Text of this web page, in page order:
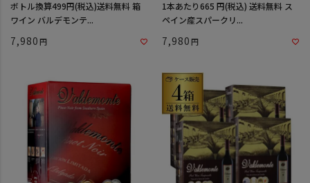
ボトル換算499円(税込)送料無料 箱
ワイン バルデモンテ...
7,980
1本あたり665 円(税込) 送料無料 ス
ペイン産スパークリ...
7,980